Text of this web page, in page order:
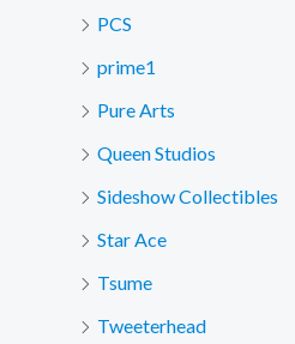
PCS
prime1
Pure Arts
Queen Studios
Sideshow Collectibles
Star Ace
Tsume
Tweeterhead